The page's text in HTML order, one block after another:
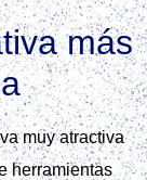
más
muy atractiva
herramientas